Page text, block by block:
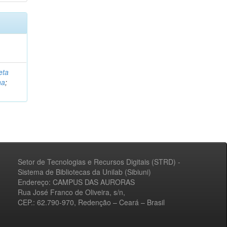
;
Setor de Tecnologias e Recursos Digitais (STRD) -
Sistema de Bibliotecas da Unilab (Sibiuni)
Endereço: CAMPUS DAS AURORAS
Rua José Franco de Oliveira, s/n,
CEP.: 62.790-970, Redenção – Ceará – Brasil